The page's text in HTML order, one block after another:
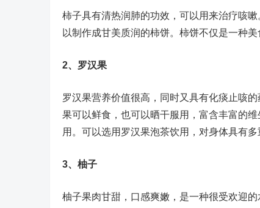
柿子具有清热润肺的功效，可以用来治疗咳
以制作成甘美质润的柿饼。柿饼不仅是一种
2、罗汉果
罗汉果营养价值很高，同时又具有化痰止咳
果可以鲜食，也可以晒干服用，富含丰富的
用。可以选用罗汉果泡茶饮用，对身体具有多
3、柚子
柚子果肉甘甜，口感爽嫩，是一种很受欢迎